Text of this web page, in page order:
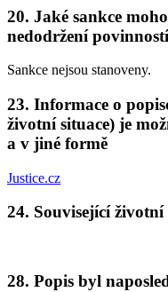
20. Jaké sankce
nedodržení povinností
Sankce nejsou stanoveny.
23. Informace o
životní situace) je
a v jiné formě
Justice.cz
24. Související
28. Popis byl